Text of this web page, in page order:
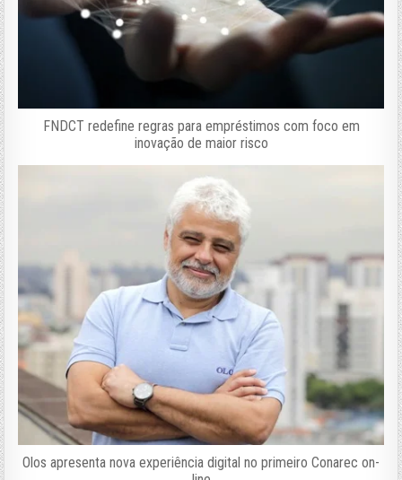
FNDCT redefine regras para empréstimos com foco em
inovação de maior risco
Olos apresenta nova experiência digital no primeiro Conarec on-